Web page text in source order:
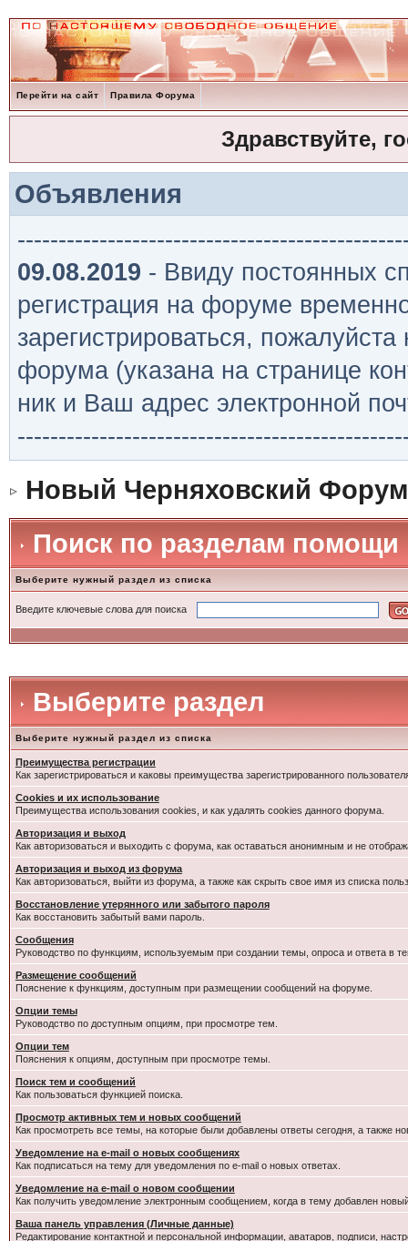
Перейти на сайт Правила Форума
Здравствуйте,
Объявления
09.08.2019 - Ввиду постоянных
регистрация на форуме
зарегистрироваться,
форума (указана на странице
ник и Ваш адрес электронной
Новый Черняховский Форум
Поиск по разделам помощи
Выберите нужный раздел из списка
Введите ключевые слова для поиска
Выберите раздел
Выберите нужный раздел из списка
Преимущества регистрации
Как зарегистрироваться и каковы преимущества зарегистрированного
Cookies и их использование
Преимущества использования cookies, и как удалять cookies данного форума.
Авторизация и выход
Как авторизоваться и выходить с форума, как оставаться анонимным и не
Авторизация и выход из форума
Как авторизоваться, выйти из форума, а также как скрыть свое имя из списка
Восстановление утерянного или забытого пароля
Как восстановить забытый вами пароль.
Сообщения
Руководство по функциям, используемым при создании темы, опроса и ответа в
Размещение сообщений
Пояснение к функциям, доступным при размещении сообщений на форуме.
Опции темы
Руководство по доступным опциям, при просмотре тем.
Опции тем
Пояснения к опциям, доступным при просмотре темы.
Поиск тем и сообщений
Как пользоваться функцией поиска.
Просмотр активных тем и новых сообщений
Как просмотреть все темы, на которые были добавлены ответы сегодня, а также
Уведомление на e-mail о новых сообщениях
Как подписаться на тему для уведомления по e-mail о новых ответах.
Уведомление на е-mail о новом сообщении
Как получить уведомление электронным сообщением, когда в тему добавлен
Ваша панель управления (Личные данные)
Редактирование контактной и персональной информации, аватаров, подписи,